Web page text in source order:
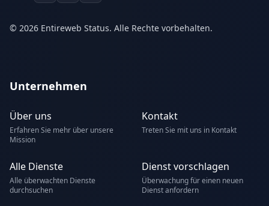
© 2026 Entireweb Status. Alle Rechte vorbehalten.
Unternehmen
Über uns
Erfahren Sie mehr über unsere
Mission
Kontakt
Treten Sie mit uns in Kontakt
Alle Dienste
Alle überwachten Dienste
durchsuchen
Dienst vorschlagen
Überwachung für einen neuen
Dienst anfordern